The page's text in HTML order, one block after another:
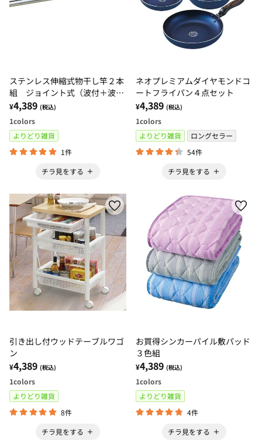
ステンレス伸縮式物干し竿２本
組 ジョイント式（波付＋波無
し）
¥4,389 (税込)
1colors
よりどり雑貨
1件
チラ見をする
ネオプレミアムダイヤモンドコ
ートフライパン４点セット
¥4,389 (税込)
1colors
よりどり雑貨
ロングセラー
54件
チラ見をする
引き出し付ウッドテーブルワゴ
ン
¥4,389 (税込)
1colors
よりどり雑貨
8件
チラ見をする
お買得シンカーパイル敷パッド
３色組
¥4,389 (税込)
1colors
よりどり雑貨
4件
チラ見をする